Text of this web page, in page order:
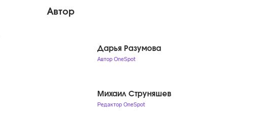
Автор
Дарья Разумова
Автор OneSpot
Михаил Струняшев
Редактор OneSpot